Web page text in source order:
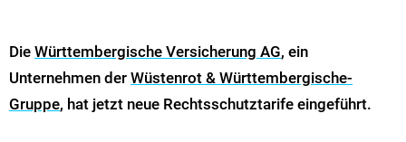
Die Württembergische Versicherung AG, ein
Unternehmen der Wüstenrot & Württembergische-
Gruppe, hat jetzt neue Rechtsschutztarife eingeführt.